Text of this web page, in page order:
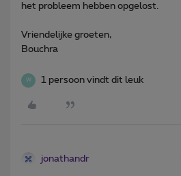
het probleem hebben opgelost.
Vriendelijke groeten,
Bouchra
W 1 persoon vindt dit leuk
jonathandr